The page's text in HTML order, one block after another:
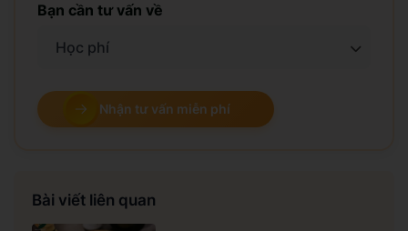
Bạn cần tư vấn về
Học phí
Nhận tư vấn miễn phí
Bài viết liên quan